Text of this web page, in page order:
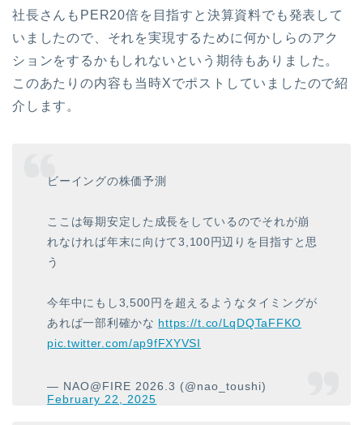
社長さんもPER20倍を目指すと決算資料でも発表して
いましたので、それを実現するために何かしらのアク
ションをするかもしれないという期待もありました。
このあたりの内容も当時Xでポストしていましたので紹
介します。
ビーイングの株価予測
ここは毎期安定した成長をしているのでそれが崩
れなければ年末に向けて3,100円辺りを目指すと思
う
今年中にもし3,500円を超えるようなタイミングが
あれば一部利確かな https://t.co/LqDQTaFFKO
pic.twitter.com/ap9fFXYVSI
— NAO@FIRE 2026.3 (@nao_toushi)
February 22, 2025